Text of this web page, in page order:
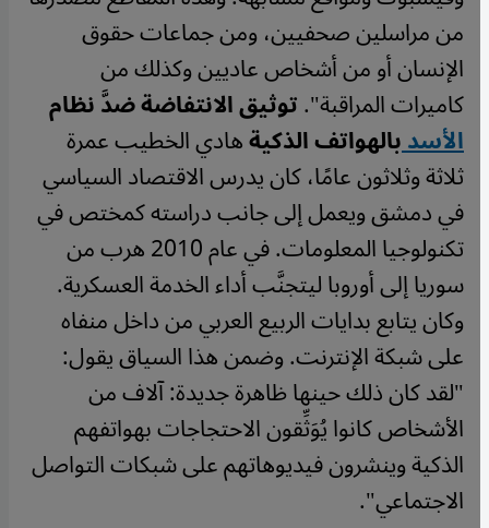
من مراسلين صحفيين، ومن جماعات حقوق
الإنسان أو من أشخاص عاديين وكذلك من
كاميرات المراقبة".توثيق الانتفاضة ضدَّ نظام
الأسدبالهواتف الذكيةهادي الخطيب عمرة
ثلاثة وثلاثون عامًا، كان يدرس الاقتصاد السياسي
في دمشق ويعمل إلى جانب دراسته كمختص في
تكنولوجيا المعلومات. في عام 2010 هرب من
سوريا إلى أوروبا ليتجنَّب أداء الخدمة العسكرية.
وكان يتابع بدايات الربيع العربي من داخل منفاه
على شبكة الإنترنت. وضمن هذا السياق يقول:
"لقد كان ذلك حينها ظاهرة جديدة: آلاف من
الأشخاص كانوا يُوَثِّقون الاحتجاجات بهواتفهم
الذكية وينشرون فيديوهاتهم على شبكات التواصل
الاجتماعي".